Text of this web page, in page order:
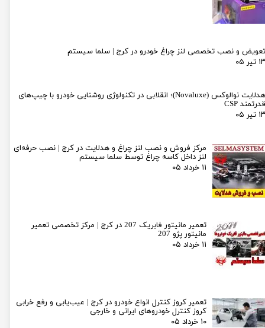
تعویض و نصب تخصصی لنز چراغ خودرو در کرج | سلما سیستم
۱۳ تیر ۰۵
هدلایت نوالوکس (Novaluxe)؛ انقلابی در تکنولوژی روشنایی خودرو با چیپ‌های
قدرتمند CSP
۱۳ تیر ۰۵
مرکز فروش و نصب لنز چراغ و هدلایت در کرج | نصب حرفه‌ای
لنز داخل کاسه چراغ توسط سلما سیستم
۱۱ خرداد ۰۵
تعمیر مانیتور فابریک 207 در کرج | مرکز تخصصی تعمیر
مانیتور پژو 207
۱۱ خرداد ۰۵
تعمیر کروز کنترل انواع خودرو در کرج | عیب‌یابی و رفع خرابی
کروز کنترل خودروهای ایرانی و خارجی
۱۰ خرداد ۰۵